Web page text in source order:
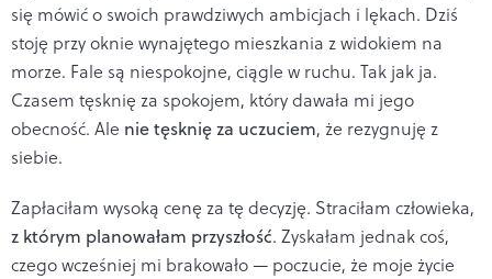
się mówić o swoich prawdziwych ambicjach i lękach. Dziś
stoję przy oknie wynajętego mieszkania z widokiem na
morze. Fale są niespokojne, ciągle w ruchu. Tak jak ja.
Czasem tęsknię za spokojem, który dawała mi jego
obecność. Ale nie tęsknię za uczuciem, że rezygnuję z
siebie.
Zapłaciłam wysoką cenę za tę decyzję. Straciłam człowieka,
z którym planowałam przyszłość. Zyskałam jednak coś,
czego wcześniej mi brakowało — poczucie, że moje życie